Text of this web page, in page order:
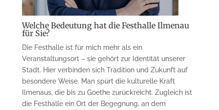
Welche Bedeutung hat die Festhalle Ilmenau
für Sie?
Die Festhalle ist für mich mehr als ein
Veranstaltungsort – sie gehört zur Identität unserer
Stadt. Hier verbinden sich Tradition und Zukunft auf
besondere Weise. Man spürt die kulturelle Kraft
Ilmenaus, die bis zu Goethe zurückreicht. Zugleich ist
die Festhalle ein Ort der Begegnung, an dem